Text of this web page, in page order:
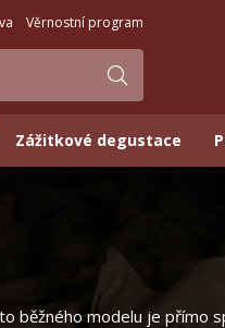
Věrnostní program
Zážitkové degustace
běžného modelu je přímo